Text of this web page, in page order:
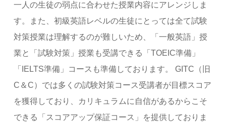
一人の生徒の弱点に合わせた授業内容にアレンジしま
す。また、初級英語レベルの生徒にとっては全て試験
対策授業は理解するのが難しいため、「一般英語」授
業と「試験対策」授業も受講できる「TOEIC準備」
「IELTS準備」コースも準備しております。 GITC（旧
C＆C）では多くの試験対策コース受講者が目標スコア
を獲得しており、カリキュラムに自信があるからこそ
できる「スコアアップ保証コース」を提供しておりま